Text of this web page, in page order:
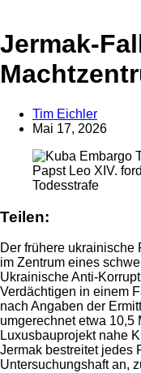
Anzeige
Jermak-
Tim Eichler
Mai 17, 2026
Papst Leo XIV.
Todesstrafe
Teilen:
Der frühere ukrainische
im Zentrum eines
Ukrainische Anti-
Verdächtigen in einem
nach Angaben der
umgerechnet etwa 10,5
Luxusbauprojekt nahe
Jermak bestreitet jedes
Untersuchungshaft an,